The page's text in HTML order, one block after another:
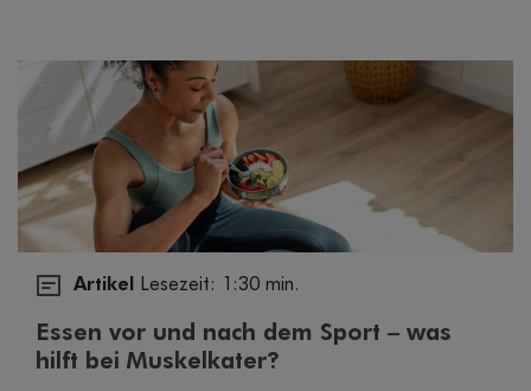
Artikel Lesezeit: 1:30 min.
Essen vor und nach dem Sport – was
hilft bei Muskelkater?